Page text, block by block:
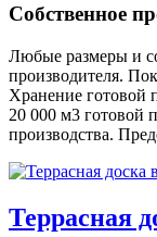
Собственное
Любые размеры и
производителя.
Хранение готовой
20 000 м3 готовой
производства.
Террасная